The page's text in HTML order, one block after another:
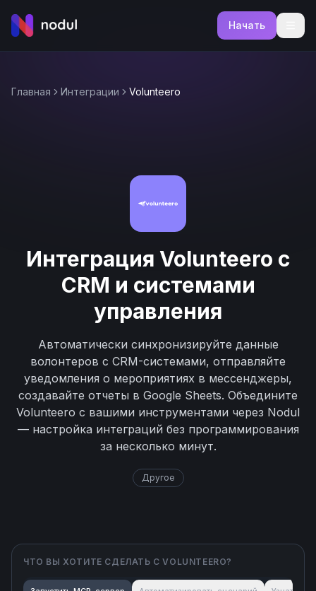
Начать
Главная Интеграции Volunteero
Интеграция Volunteero с
CRM и системами
управления
Автоматически синхронизируйте данные
волонтеров с CRM-системами, отправляйте
уведомления о мероприятиях в мессенджеры,
создавайте отчеты в Google Sheets. Объедините
Volunteero с вашими инструментами через Nodul
— настройка интеграций без программирования
за несколько минут.
Другое
ЧТО ВЫ ХОТИТЕ СДЕЛАТЬ СVOLUNTEERO?